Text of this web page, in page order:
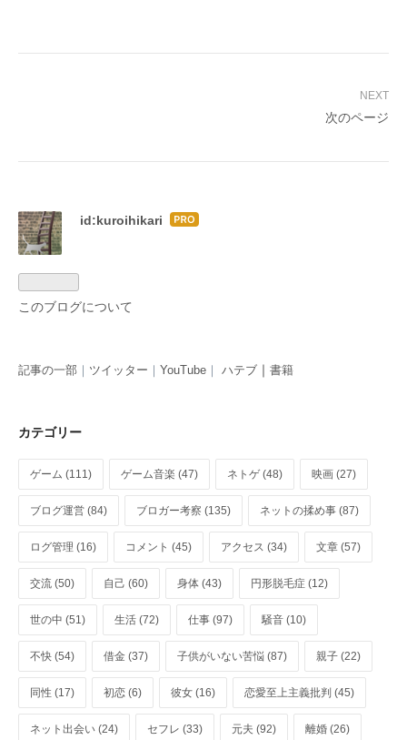
次のページ
id:kuroihikari はて
このブログについて
記事の一部 ｜ ツイッター ｜ YouTube ｜ ハテブ ｜ 書籍
カテゴリー
ゲーム (111) ゲーム音楽 (47) ネトゲ (48) 映画 (27)
ブログ運営 (84) ブロガー考察 (135) ネットの揉め事 (87)
ログ管理 (16) コメント (45) アクセス (34) 文章 (57)
交流 (50) 自己 (60) 身体 (43) 円形脱毛症 (12)
世の中 (51) 生活 (72) 仕事 (97) 騒音 (10)
不快 (54) 借金 (37) 子供がいない苦悩 (87) 親子 (22)
同性 (17) 初恋 (6) 彼女 (16) 恋愛至上主義批判 (45)
ネット出会い (24) セフレ (33) 元夫 (92) 離婚 (26)